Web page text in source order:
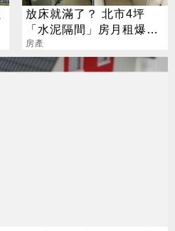
放床就滿了？ 北市4坪
「水泥隔間」房月租爆天
價
房產